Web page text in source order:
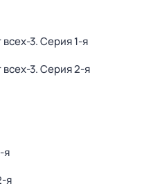
3. Серия 1-я
3. Серия 2-я
я
я